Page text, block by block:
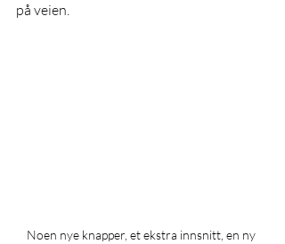
på veien.
Noen nye knapper, et ekstra innsnitt, en ny